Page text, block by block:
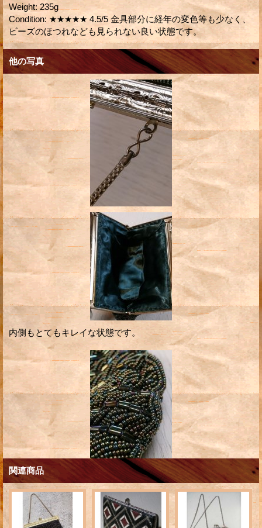
Weight: 235g
Condition: ★★★★★ 4.5/5 金具部分に経年の変色等も少なく、
ビーズのほつれなども見られない良い状態です。
他の写真
内側もとてもキレイな状態です。
関連商品